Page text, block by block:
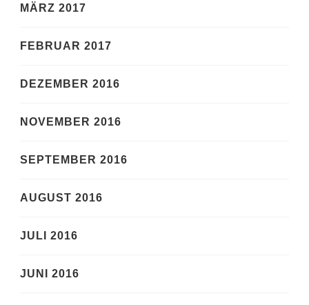
MÄRZ 2017
FEBRUAR 2017
DEZEMBER 2016
NOVEMBER 2016
SEPTEMBER 2016
AUGUST 2016
JULI 2016
JUNI 2016